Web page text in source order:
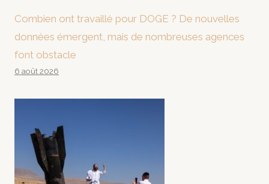
Combien ont travaillé pour DOGE ? De nouvelles
données émergent, mais de nombreuses agences
font obstacle
6 août 2026